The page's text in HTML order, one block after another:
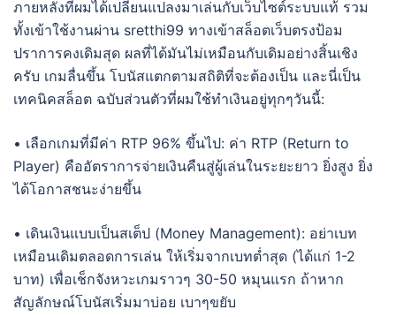
ภายหลังที่ผมได้เปลี่ยนแปลงมาเล่นกับเว็บไซต์ระบบแท้ รวม
ทั้งเข้าใช้งานผ่าน sretthi99 ทางเข้าสล็อตเว็บตรงป้อม
ปราการคงเดิมสุด ผลที่ได้มันไม่เหมือนกับเดิมอย่างสิ้นเชิง
ครับ เกมลื่นขึ้น โบนัสแตกตามสถิติที่จะต้องเป็น และนี่เป็น
เทคนิคสล็อต ฉบับส่วนตัวที่ผมใช้ทำเงินอยู่ทุกๆวันนี้:
• เลือกเกมที่มีค่า RTP 96% ขึ้นไป: ค่า RTP (Return to
Player) คืออัตราการจ่ายเงินคืนสู่ผู้เล่นในระยะยาว ยิ่งสูง ยิ่ง
ได้โอกาสชนะง่ายขึ้น
• เดินเงินแบบเป็นสเต็ป (Money Management): อย่าเบท
เหมือนเดิมตลอดการเล่น ให้เริ่มจากเบทต่ำสุด (ได้แก่ 1-2
บาท) เพื่อเช็กจังหวะเกมราวๆ 30-50 หมุนแรก ถ้าหาก
สัญลักษณ์โบนัสเริ่มมาบ่อย เบาๆขยับ